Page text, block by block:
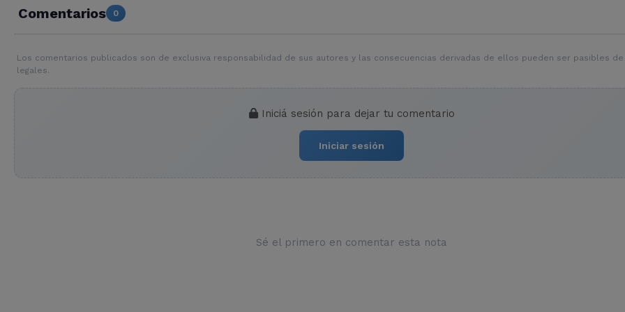
Comentarios 0
Los comentarios publicados son de exclusiva responsabilidad de sus autores y las consecuencias derivadas de ellos pueden ser pasibles de
legales.
Iniciá sesión para dejar tu comentario
Iniciar sesión
Sé el primero en comentar esta nota